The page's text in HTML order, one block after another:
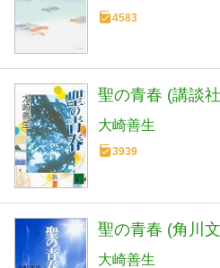
4583
聖の青春 (講談
大崎善生
3939
聖の青春 (角川
大崎善生